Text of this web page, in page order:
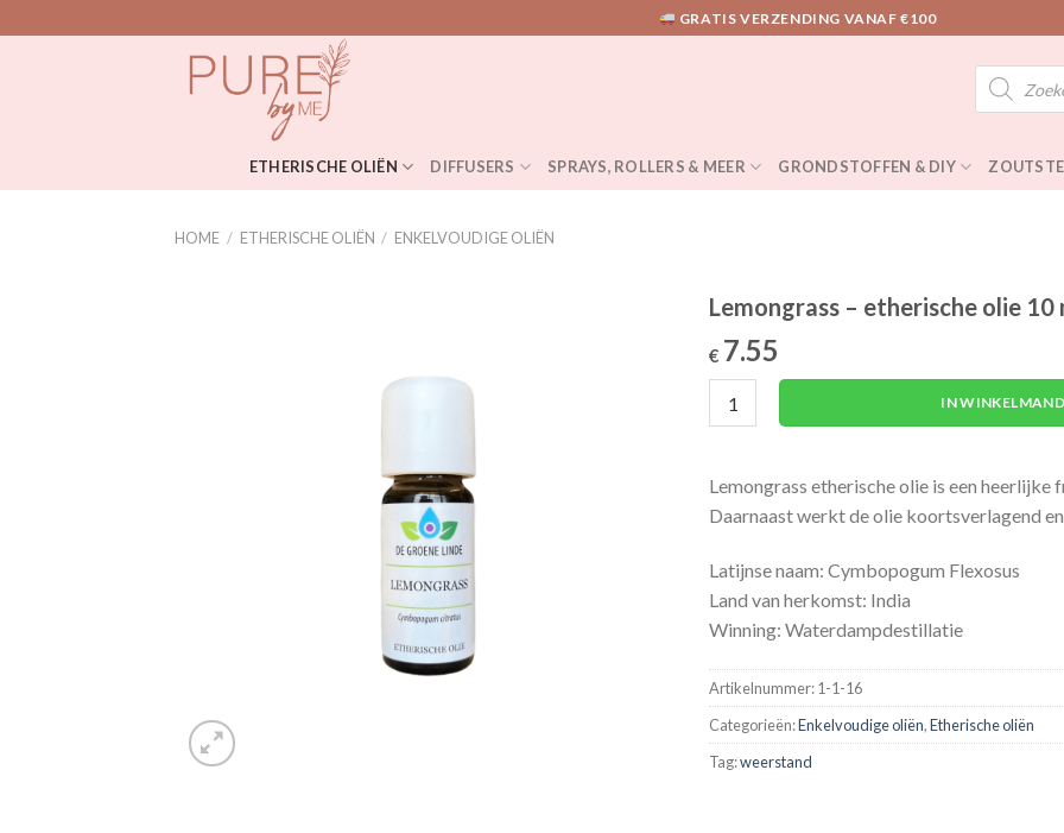
to
GRATIS VERZENDING VANAF €100
Producten
zoeken
ETHERISCHE OLIËN DIFFUSERS SPRAYS, ROLLERS & MEER GRONDSTOFFEN & DIY
HOME / ETHERISCHE OLIËN / ENKELVOUDIGE OLIËN
Lemongrass – etherische olie 10
€ 7.55
IN
Lemongrass etherische olie is een
Daarnaast werkt de olie koortsverlagend
Latijnse naam: Cymbopogum Flexosus
Land van herkomst: India
Winning: Waterdampdestillatie
Artikelnummer:1-1-16
Categorieën:Enkelvoudige oliën,Etherische oliën
Tag:weerstand